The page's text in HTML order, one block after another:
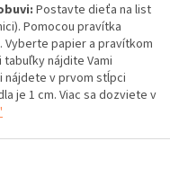
Postavte dieťa na list
Pomocou pravítka
Vyberte papier a pravítkom
nájdite Vami
nájdete v prvom stĺpci
je 1 cm. Viac sa dozviete v